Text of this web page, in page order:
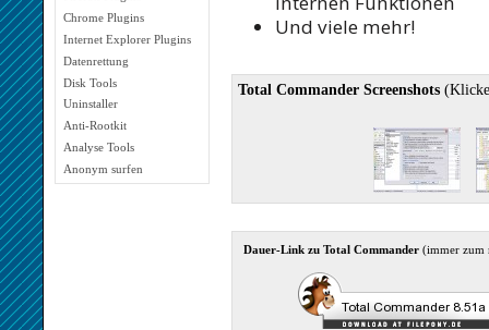
Chrome Plugins
Internet Explorer Plugins
Datenrettung
Disk Tools
Uninstaller
Anti-Rootkit
Analyse Tools
Anonym surfen
Und viele mehr!
Total Commander Screenshots
Dauer-Link zu Total Commander (immer zum